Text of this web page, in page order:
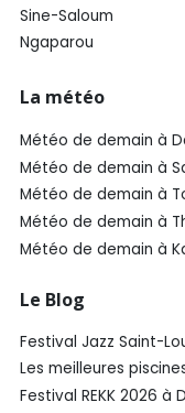
Sine-Saloum
Ngaparou
La météo
Météo de demain à
Météo de demain à
Météo de demain à
Météo de demain à
Météo de demain à
Le Blog
Festival Jazz Saint-
Les meilleures
SénéGuide
Festival REKK 2026